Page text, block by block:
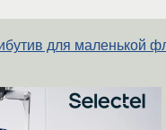
для маленькой